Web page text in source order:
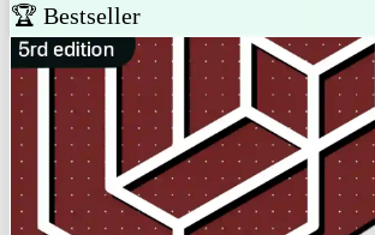
🏆 Bestseller